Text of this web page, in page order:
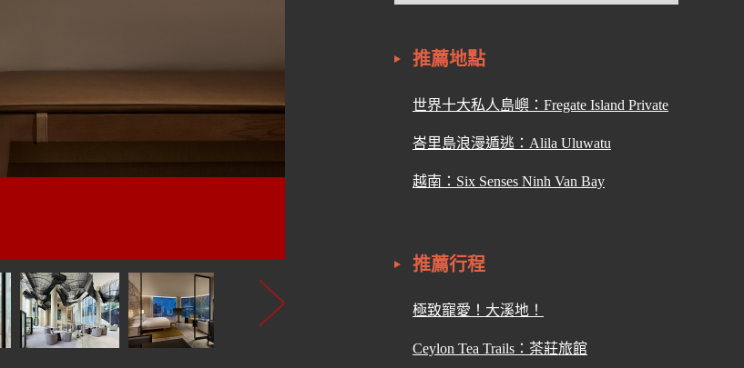
推薦地點
世界十大私人島嶼：Fregate Island Private
峇里島浪漫遁逃：Alila Uluwatu
越南：Six Senses Ninh Van Bay
推薦行程
極致寵愛！大溪地！
Ceylon Tea Trails：茶莊旅館